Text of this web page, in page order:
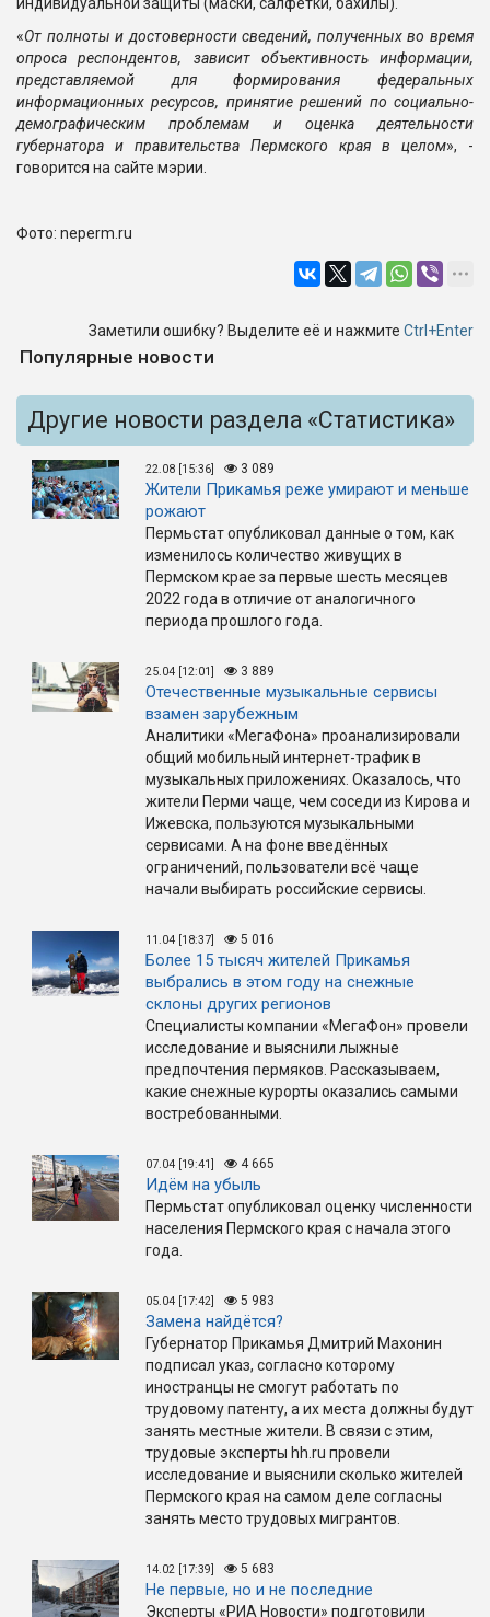
«От полноты и достоверности сведений, полученных во время
опроса респондентов, зависит объективность информации,
представляемой для формирования федеральных
информационных ресурсов, принятие решений по социально-
демографическим проблемам и оценка деятельности
губернатора и правительства Пермского края в целом», -
говорится на сайте мэрии.
Фото: neperm.ru
Заметили ошибку? Выделите её и нажмите Ctrl+Enter
Популярные новости
Другие новости раздела «Статистика»
22.08 [15:36] 3 089
Жители Прикамья реже умирают и меньше
рожают
Пермьстат опубликовал данные о том, как
изменилось количество живущих в
Пермском крае за первые шесть месяцев
2022 года в отличие от аналогичного
периода прошлого года.
25.04 [12:01] 3 889
Отечественные музыкальные сервисы
взамен зарубежным
Аналитики «МегаФона» проанализировали
общий мобильный интернет-трафик в
музыкальных приложениях. Оказалось, что
жители Перми чаще, чем соседи из Кирова и
Ижевска, пользуются музыкальными
сервисами. А на фоне введённых
ограничений, пользователи всё чаще
начали выбирать российские сервисы.
11.04 [18:37] 5 016
Более 15 тысяч жителей Прикамья
выбрались в этом году на снежные
склоны других регионов
Специалисты компании «МегаФон» провели
исследование и выяснили лыжные
предпочтения пермяков. Рассказываем,
какие снежные курорты оказались самыми
востребованными.
07.04 [19:41] 4 665
Идём на убыль
Пермьстат опубликовал оценку численности
населения Пермского края с начала этого
года.
05.04 [17:42] 5 983
Замена найдётся?
Губернатор Прикамья Дмитрий Махонин
подписал указ, согласно которому
иностранцы не смогут работать по
трудовому патенту, а их места должны будут
занять местные жители. В связи с этим,
трудовые эксперты hh.ru провели
исследование и выяснили сколько жителей
Пермского края на самом деле согласны
занять место трудовых мигрантов.
14.02 [17:39] 5 683
Не первые, но и не последние
Эксперты «РИА Новости» подготовили